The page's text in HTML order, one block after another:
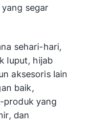
segar
sehari-hari,
luput, hijab
aksesoris lain
baik,
produk yang
dan